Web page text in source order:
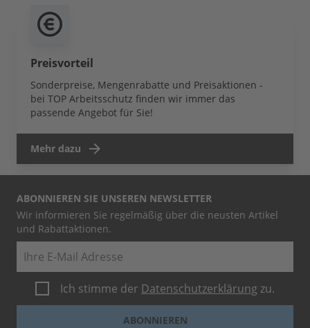
Preisvorteil
Sonderpreise, Mengenrabatte und Preisaktionen -
bei TOP Arbeitsschutz finden wir immer das
passende Angebot für Sie!
Mehr dazu
ABONNIEREN SIE UNSEREN NEWSLETTER
Wir informieren Sie regelmäßig über die neusten Artikel
und Rabattaktionen.
Ich stimme der Datenschutzerklärung zu.
ABONNIEREN